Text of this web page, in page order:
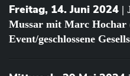
Freitag, 14. Juni 2024 |
Mussar mit Marc Hochar
Event/geschlossene